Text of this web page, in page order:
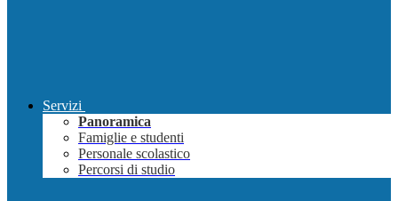
Servizi
Panoramica
Famiglie e studenti
Personale scolastico
Percorsi di studio